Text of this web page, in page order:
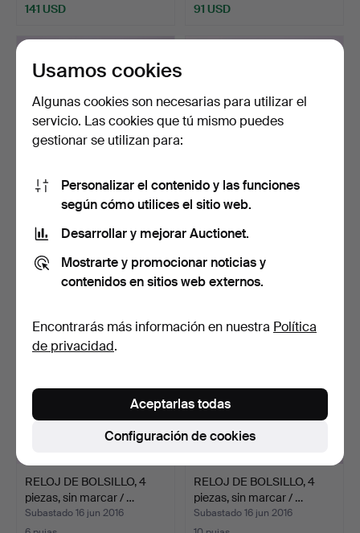
141 USD 91 USD
RELOJ DE BOLSILLO, 4
piezas, Revue / N.Den…
Subastado 17 jun 2016
24 pujas
151 USD
RELOJ DE BOLSILLO, 4
piezas, Primo / JVBen…
6 pujas
59 USD
RELOJ DE BOLSILLO, 4
piezas, sin marcar / …
Subastado 16 jun 2016
RELOJ DE BOLSILLO, 4
piezas, sin marcar / …
Subastado 16 jun 2016
Usamos cookies
Algunas cookies son necesarias para utilizar el
servicio. Las cookies que tú mismo puedes
gestionar se utilizan para:
Personalizar el contenido y las funciones
según cómo utilices el sitio web.
Desarrollar y mejorar Auctionet.
Mostrarte y promocionar noticias y
contenidos en sitios web externos.
Encontrarás más información en nuestra Política
de privacidad.
Configuración de cookies
Aceptarlas todas